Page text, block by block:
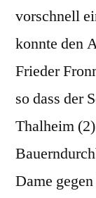
vorschnell
konnte den
Frieder
so dass der
Thalheim
Dame